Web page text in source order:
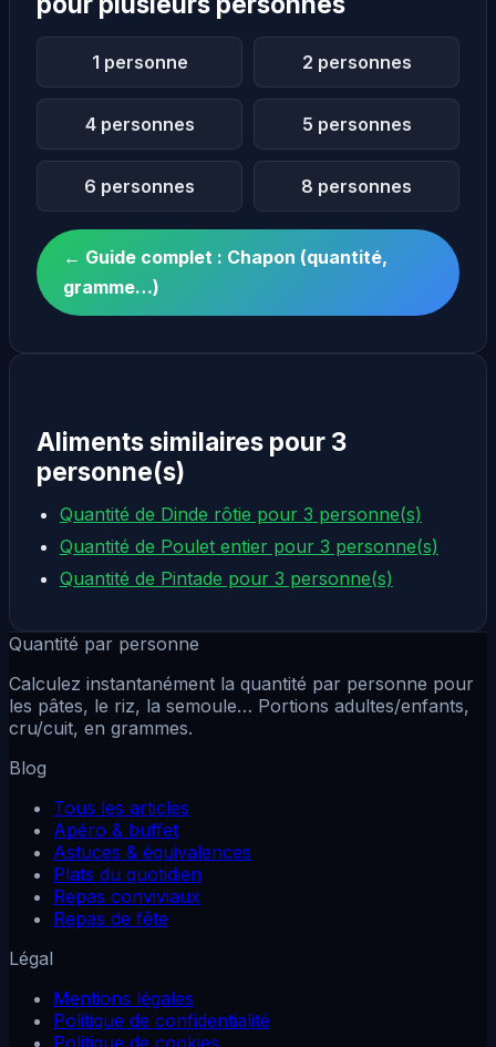
1 personne 2 personnes
4 personnes 5 personnes
6 personnes 8 personnes
← Guide complet : Chapon (quantité,
gramme…)
Aliments similaires pour 3
personne(s)
Quantité de Dinde rôtie pour 3 personne(s)
Quantité de Poulet entier pour 3 personne(s)
Quantité de Pintade pour 3 personne(s)
Quantité par personne
Calculez instantanément la quantité par personne pour
les pâtes, le riz, la semoule… Portions adultes/enfants,
cru/cuit, en grammes.
Blog
Tous les articles
Apéro & buffet
Astuces & équivalences
Plats du quotidien
Repas conviviaux
Repas de fête
Légal
Mentions légales
Politique de confidentialité
Politique de cookies